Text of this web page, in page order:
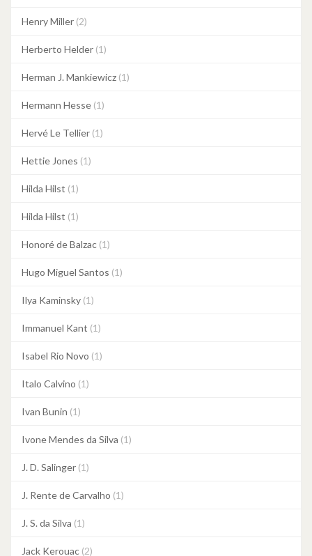
Henry Miller (2)
Herberto Helder (1)
Herman J. Mankiewicz (1)
Hermann Hesse (1)
Hervé Le Tellier (1)
Hettie Jones (1)
Hilda Hilst (1)
Hilda Hilst (1)
Honoré de Balzac (1)
Hugo Miguel Santos (1)
Ilya Kaminsky (1)
Immanuel Kant (1)
Isabel Rio Novo (1)
Italo Calvino (1)
Ivan Bunin (1)
Ivone Mendes da Silva (1)
J. D. Salinger (1)
J. Rente de Carvalho (1)
J. S. da Silva (1)
Jack Kerouac (2)